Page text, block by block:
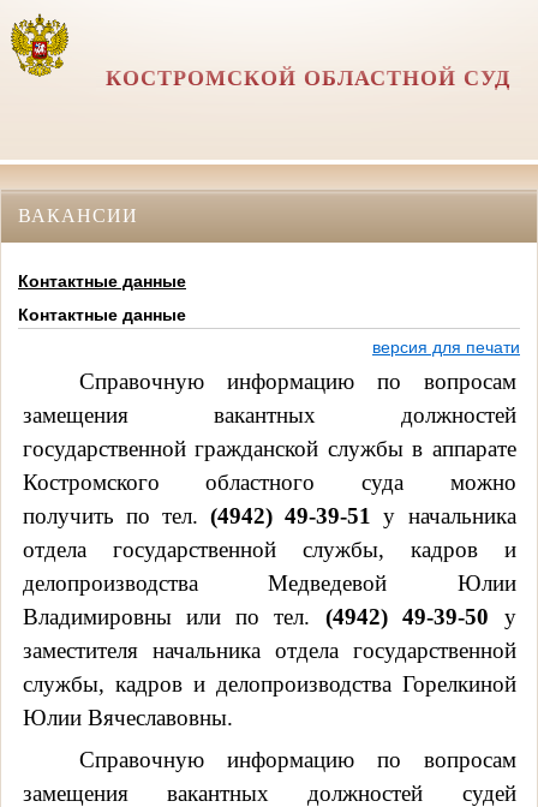
КОСТРОМСКОЙ ОБЛАСТНОЙ СУД
ВАКАНСИИ
Контактные данные
Контактные данные
версия для печати
Справочную информацию по вопросам
замещения вакантных должностей
государственной гражданской службы в аппарате
Костромского областного суда можно
получить по тел. (4942) 49-39-51
у начальника
отдела государственной службы, кадров и
делопроизводства Медведевой Юлии
Владимировны или по тел. (4942) 49-39-50 у
заместителя начальника отдела государственной
службы, кадров и делопроизводства Горелкиной
Юлии Вячеславовны.
Справочную информацию по вопросам
замещения вакантных должностей судей